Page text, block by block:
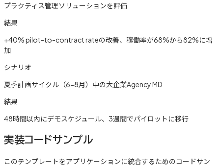
プラクティス管理ソリューションを評価
結果
+40% pilot-to-contract rateの改善、稼働率が68%から82%に増
加
シナリオ
夏季計画サイクル（6-8月）中の大企業Agency MD
結果
48時間以内にデモスケジュール、3週間でパイロットに移行
実装コードサンプル
このテンプレートをアプリケーションに統合するためのコードサン